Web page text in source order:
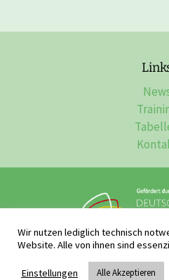
Impressum,
Raffaele Sassano -
Wir nutzen lediglich technisch
Website. Alle von ihnen sind
Einstellungen Alle Akzeptieren